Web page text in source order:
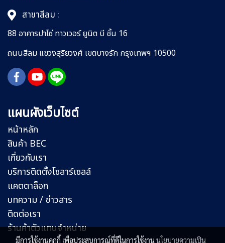
สาขาสีลม :
88 อาคารปาโซ่ ทาวเวอร์ ยูนิต บี ชั้น 16
ถนนสีลม แขวงสุริยวงศ์ เขตบางรัก กรุงเทพฯ 10500
แผนผังเว็บไซต์
หน้าหลัก
สินค้า BEC
เกี่ยวกับเรา
บริการติดตั้งโซลาร์เซลล์
แคตตาล็อก
บทความ / ข่าวสาร
ติดต่อเรา
ร้านค้าตัวแทนจำหน่าย
มีการใช้งานคุกกี้ เพื่อประสบการณ์ที่ดีในการใช้งานนโยบายความเป็น